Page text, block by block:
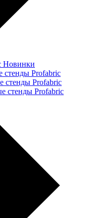
Новинки
стенды Profabric
стенды Profabric
стенды Profabric